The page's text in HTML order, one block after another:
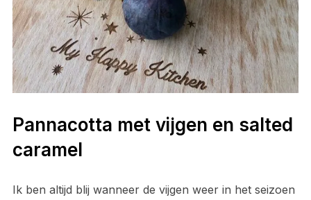
Pannacotta met vijgen en salted
caramel
Ik ben altijd blij wanneer de vijgen weer in het seizoen